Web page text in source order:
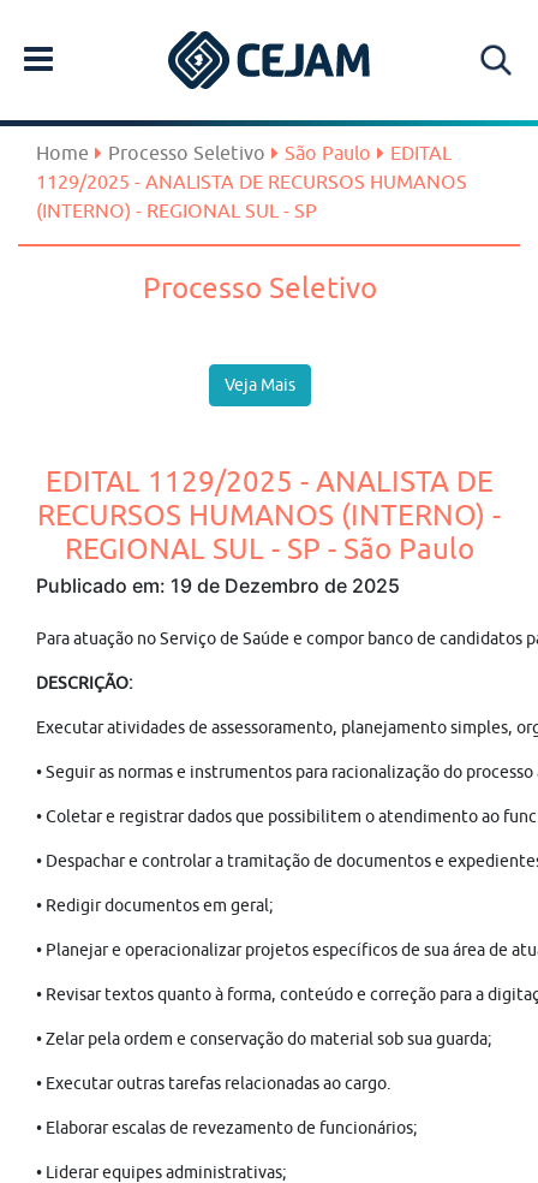
Home Processo Seletivo São Paulo
EDITAL
1129/2025 - ANALISTA DE RECURSOS HUMANOS
(INTERNO) - REGIONAL SUL - SP
Processo Seletivo
Veja Mais
EDITAL 1129/2025 - ANALISTA DE
RECURSOS HUMANOS (INTERNO) -
REGIONAL SUL - SP - São Paulo
Publicado em: 19 de Dezembro de 2025
Para atuação no Serviço de Saúde e compor banco de
DESCRIÇÃO:
Executar atividades de assessoramento, planejamento simples,
• Seguir as normas e instrumentos para racionalização do
• Coletar e registrar dados que possibilitem o atendimento ao
• Despachar e controlar a tramitação de documentos e
• Redigir documentos em geral;
• Planejar e operacionalizar projetos específicos de sua área de
• Revisar textos quanto à forma, conteúdo e correção para a
• Zelar pela ordem e conservação do material sob sua guarda;
• Executar outras tarefas relacionadas ao cargo.
• Elaborar escalas de revezamento de funcionários;
• Liderar equipes administrativas;